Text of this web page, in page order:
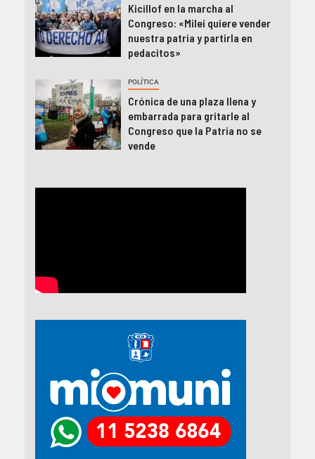
Kicillof en la marcha al
Congreso: «Milei quiere vender
nuestra patria y partirla en
pedacitos»
POLÍTICA
Crónica de una plaza llena y
embarrada para gritarle al
Congreso que la Patria no se
vende